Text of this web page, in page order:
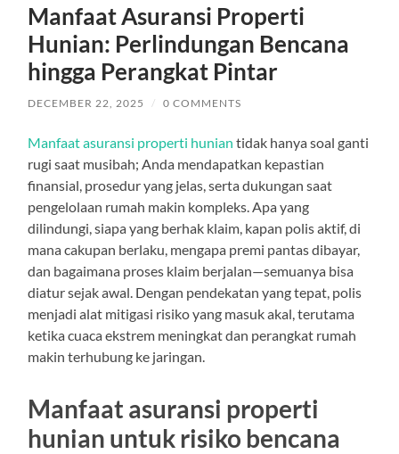
Manfaat Asuransi Properti
Hunian: Perlindungan Bencana
hingga Perangkat Pintar
DECEMBER 22, 2025 / 0 COMMENTS
Manfaat asuransi properti hunian tidak hanya soal ganti
rugi saat musibah; Anda mendapatkan kepastian
finansial, prosedur yang jelas, serta dukungan saat
pengelolaan rumah makin kompleks. Apa yang
dilindungi, siapa yang berhak klaim, kapan polis aktif, di
mana cakupan berlaku, mengapa premi pantas dibayar,
dan bagaimana proses klaim berjalan—semuanya bisa
diatur sejak awal. Dengan pendekatan yang tepat, polis
menjadi alat mitigasi risiko yang masuk akal, terutama
ketika cuaca ekstrem meningkat dan perangkat rumah
makin terhubung ke jaringan.
Manfaat asuransi properti
hunian untuk risiko bencana